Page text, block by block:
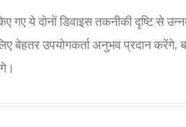
गए ये दोनों डिवाइस तकनीकी दृष्टि
बेहतर उपयोगकर्ता अनुभव प्रदान करेंगे,